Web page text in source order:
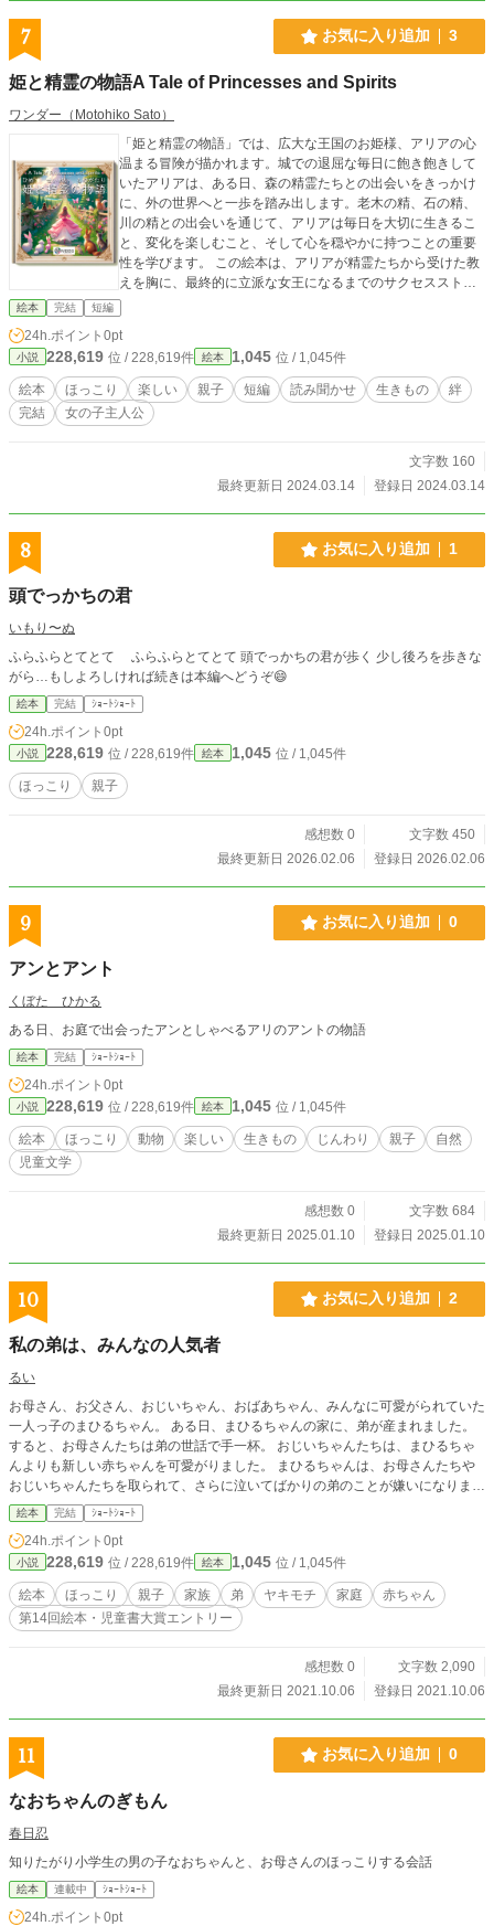
7 お気に入り追加 3
姫と精霊の物語A Tale of Princesses and Spirits
ワンダー（Motohiko Sato）
「姫と精霊の物語」では、広大な王国のお姫様、アリアの心
温まる冒険が描かれます。城での退屈な毎日に飽き飽きして
いたアリアは、ある日、森の精霊たちとの出会いをきっかけ
に、外の世界へと一歩を踏み出します。老木の精、石の精、
川の精との出会いを通じて、アリアは毎日を大切に生きるこ
と、変化を楽しむこと、そして心を穏やかに持つことの重要
性を学びます。 この絵本は、アリアが精霊たちから受けた教
えを胸に、最終的に立派な女王になるまでのサクセスストー
リーを描いています。読者は、ページをめくるたびに、アリ
アの成長と変化を見守り、彼女と一緒に成長することができ
ます。鮮やかなイラストが物語をさらに魅力的に彩り、子供
たちだけでなく大人も楽しめる内容となっています。 アリア
の旅は、大切な人との絆、自然との調和、そして自分自身を
見つめ直す旅でもあります。「姫と精霊の物語」を通じて、
読者は日常の小さな奇跡を見つけ、心に響くメッセージを受
コンセプトでAIにより作製しました。
絵本 完結 短編
24h.ポイント 0pt
小説 228,619 位 / 228,619件 絵本 1,045 位 / 1,045件
絵本 ほっこり 楽しい 親子 短編 読み聞かせ 生きもの
絆
完結
女の子主人公
文字数 160
最終更新日 2024.03.14
登録日 2024.03.14
8 お気に入り追加 1
頭でっかちの君
いもり〜ぬ
ふらふらとてとて ふらふらとてとて 頭でっかちの君が歩く 少し後ろを歩きな
がら…もしよろしければ続きは本編へどうぞ😄
絵本 完結 ｼｮｰﾄｼｮｰﾄ
24h.ポイント 0pt
小説 228,619 位 / 228,619件 絵本 1,045 位 / 1,045件
ほっこり 親子
感想数 0
文字数 450
最終更新日 2026.02.06
登録日 2026.02.06
9 お気に入り追加 0
アンとアント
くぼた ひかる
ある日、お庭で出会ったアンとしゃべるアリのアントの物語
絵本 完結 ｼｮｰﾄｼｮｰﾄ
24h.ポイント 0pt
小説 228,619 位 / 228,619件 絵本 1,045 位 / 1,045件
絵本 ほっこり 動物 楽しい 生きもの じんわり 親子
自然
児童文学
感想数 0
文字数 684
最終更新日 2025.01.10
登録日 2025.01.10
10 お気に入り追加 2
私の弟は、みんなの人気者
るい
お母さん、お父さん、おじいちゃん、おばあちゃん、みんなに可愛がられていた
一人っ子のまひるちゃん。 ある日、まひるちゃんの家に、弟が産まれました。
すると、お母さんたちは弟の世話で手一杯。 おじいちゃんたちは、まひるちゃ
んよりも新しい赤ちゃんを可愛がりました。 まひるちゃんは、お母さんたちや
おじいちゃんたちを取られて、さらに泣いてばかりの弟のことが嫌いになりまし
た。
絵本 完結 ｼｮｰﾄｼｮｰﾄ
24h.ポイント 0pt
小説 228,619 位 / 228,619件 絵本 1,045 位 / 1,045件
絵本 ほっこり 親子 家族 弟 ヤキモチ 家庭
赤ちゃん
第14回絵本・児童書大賞エントリー
感想数 0
文字数 2,090
最終更新日 2021.10.06
登録日 2021.10.06
11 お気に入り追加 0
なおちゃんのぎもん
春日忍
知りたがり小学生の男の子なおちゃんと、お母さんのほっこりする会話
絵本 連載中 ｼｮｰﾄｼｮｰﾄ
24h.ポイント 0pt